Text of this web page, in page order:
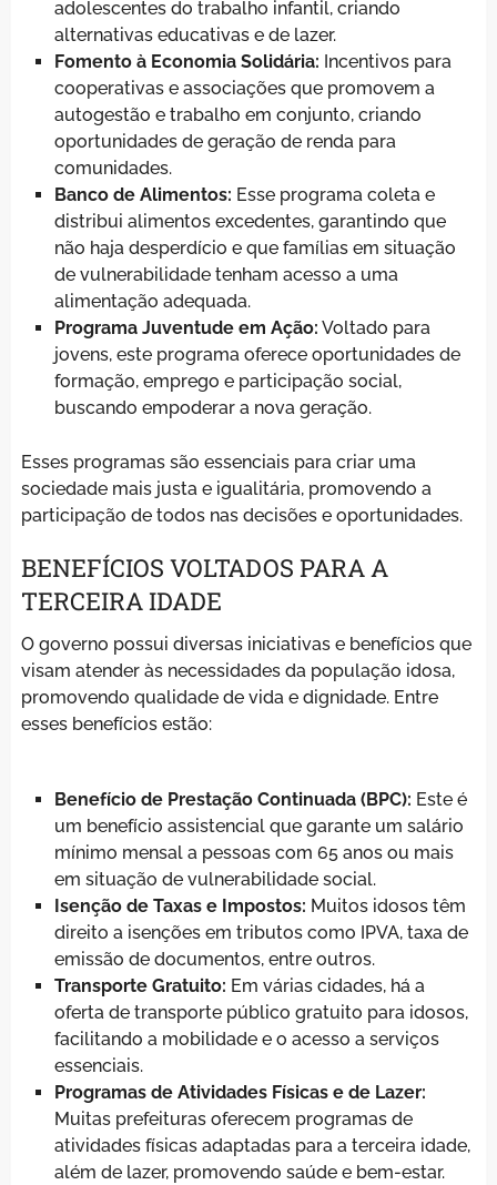
adolescentes do trabalho infantil, criando
alternativas educativas e de lazer.
Fomento à Economia Solidária: Incentivos para
cooperativas e associações que promovem a
autogestão e trabalho em conjunto, criando
oportunidades de geração de renda para
comunidades.
Banco de Alimentos: Esse programa coleta e
distribui alimentos excedentes, garantindo que
não haja desperdício e que famílias em situação
de vulnerabilidade tenham acesso a uma
alimentação adequada.
Programa Juventude em Ação: Voltado para
jovens, este programa oferece oportunidades de
formação, emprego e participação social,
buscando empoderar a nova geração.
Esses programas são essenciais para criar uma
sociedade mais justa e igualitária, promovendo a
participação de todos nas decisões e oportunidades.
BENEFÍCIOS VOLTADOS PARA A
TERCEIRA IDADE
O governo possui diversas iniciativas e benefícios que
visam atender às necessidades da população idosa,
promovendo qualidade de vida e dignidade. Entre
esses benefícios estão:
Benefício de Prestação Continuada (BPC): Este é
um benefício assistencial que garante um salário
mínimo mensal a pessoas com 65 anos ou mais
em situação de vulnerabilidade social.
Isenção de Taxas e Impostos: Muitos idosos têm
direito a isenções em tributos como IPVA, taxa de
emissão de documentos, entre outros.
Transporte Gratuito: Em várias cidades, há a
oferta de transporte público gratuito para idosos,
facilitando a mobilidade e o acesso a serviços
essenciais.
Programas de Atividades Físicas e de Lazer:
Muitas prefeituras oferecem programas de
atividades físicas adaptadas para a terceira idade,
além de lazer, promovendo saúde e bem-estar.